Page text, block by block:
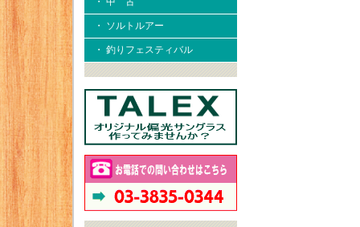
・ ソルトルアー
・ 釣りフェスティバル